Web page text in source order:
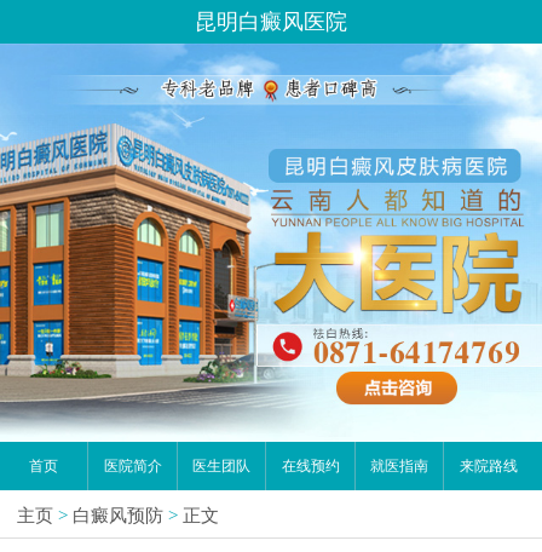
昆明白癜风医院
首页 医院简介 医生团队 在线预约 就医指南 来院路线
主页 > 白癜风预防 > 正文